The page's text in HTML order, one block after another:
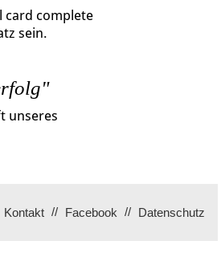
card complete
sein.
unseres
Kontakt Facebook Datenschutz